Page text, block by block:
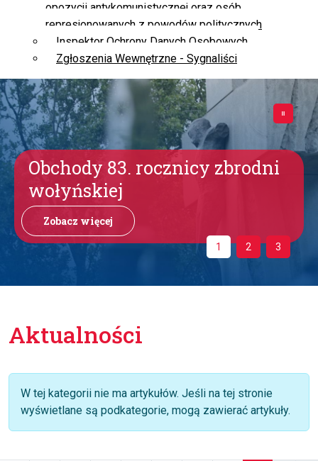
opozycji antykomunistycznej oraz osób
represjonowanych z powodów politycznych
Inspektor Ochrony Danych Osobowych
Zgłoszenia Wewnętrzne - Sygnaliści
Obchody 83. rocznicy zbrodni
wołyńskiej
Zobacz więcej
1 2 3
Aktualności
Informacja
W tej kategorii nie ma artykułów. Jeśli na tej stronie
wyświetlane są podkategorie, mogą zawierać artykuły.